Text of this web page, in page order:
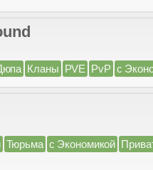
Кланы PVE PvP с
Тюрьма с Экономикой